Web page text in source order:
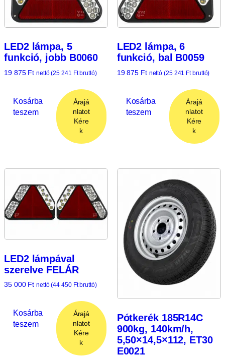
LED2 lámpa, 5
funkció, jobb B0060
19 875 Ft nettó (25 241 Ftbruttó)
Kosárba
teszem
Árajá
nlatot
Kére
k
LED2 lámpa, 6
funkció, bal B0059
19 875 Ft nettó (25 241 Ftbruttó)
Kosárba
teszem
Árajá
nlatot
Kére
k
LED2 lámpával
szerelve FELÁR
35 000 Ft nettó (44 450 Ftbruttó)
Kosárba
teszem
Árajá
nlatot
Kére
k
Pótkerék 185R14C
900kg, 140km/h,
5,50×14,5×112, ET30
E0021